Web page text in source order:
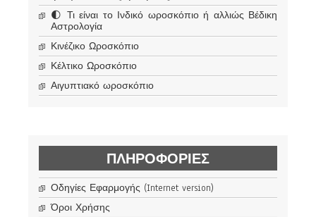
🌓 Τι είναι το Ινδικό ωροσκόπιο ή αλλιώς Βέδικη
Αστρολογία
Κινέζικο Ωροσκόπιο
Κέλτικο Ωροσκόπιο
Αιγυπτιακό ωροσκόπιο
ΠΛΗΡΟΦΟΡΊΕΣ
Οδηγίες Εφαρμογής (Internet version)
Όροι Χρήσης